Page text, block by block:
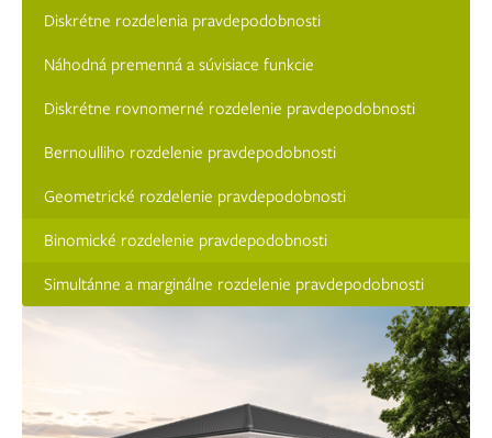
Diskrétne rozdelenia pravdepodobnosti
Náhodná premenná a súvisiace funkcie
Diskrétne rovnomerné rozdelenie pravdepodobnosti
Bernoulliho rozdelenie pravdepodobnosti
Geometrické rozdelenie pravdepodobnosti
Binomické rozdelenie pravdepodobnosti
Simultánne a marginálne rozdelenie pravdepodobnosti